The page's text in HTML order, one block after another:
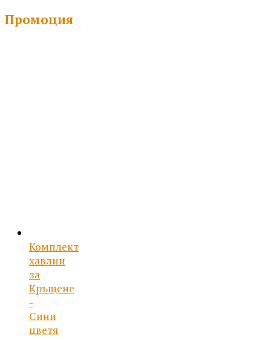
Промоция
Комплект
хавлии
за
Кръщене
-
Сини
цветя